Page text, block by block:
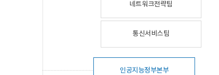
네트워크전략팀
통신서비스팀
인공지능정부본부